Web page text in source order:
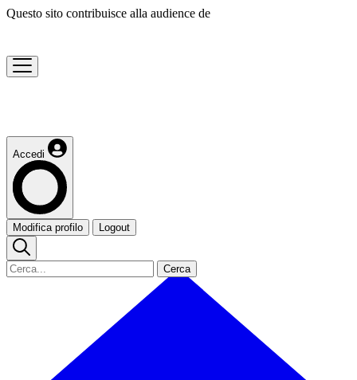
Questo sito contribuisce alla audience de
Accedi
Modifica profilo Logout
Cerca